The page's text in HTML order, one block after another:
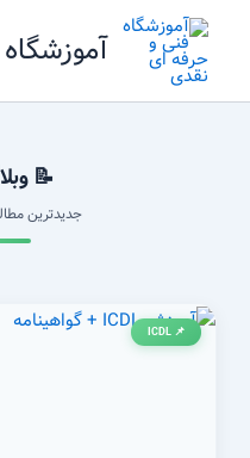
📝
جدیدترین
📌 ICDL